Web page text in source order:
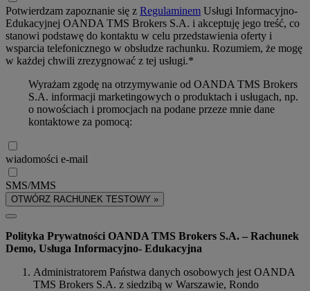
Potwierdzam zapoznanie się z Regulaminem Usługi Informacyjno-
Edukacyjnej OANDA TMS Brokers S.A. i akceptuję jego treść, co
stanowi podstawę do kontaktu w celu przedstawienia oferty i
wsparcia telefonicznego w obsłudze rachunku. Rozumiem, że mogę
w każdej chwili zrezygnować z tej usługi.*
Wyrażam zgodę na otrzymywanie od OANDA TMS Brokers
S.A. informacji marketingowych o produktach i usługach, np.
o nowościach i promocjach na podane przeze mnie dane
kontaktowe za pomocą:
wiadomości e-mail
SMS/MMS
OTWÓRZ RACHUNEK TESTOWY »
Polityka Prywatności OANDA TMS Brokers S.A. – Rachunek
Demo, Usługa Informacyjno- Edukacyjna
Administratorem Państwa danych osobowych jest OANDA
TMS Brokers S.A. z siedzibą w Warszawie, Rondo